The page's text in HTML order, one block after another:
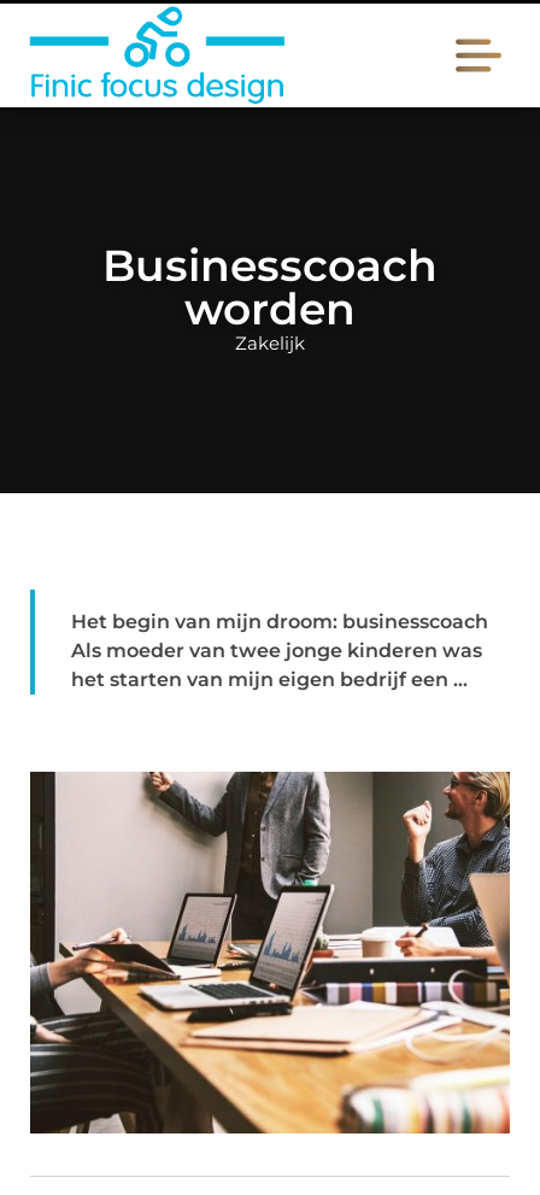
Businesscoach
worden
Zakelijk
Het begin van mijn droom: businesscoach
Als moeder van twee jonge kinderen was
het starten van mijn eigen bedrijf een ...